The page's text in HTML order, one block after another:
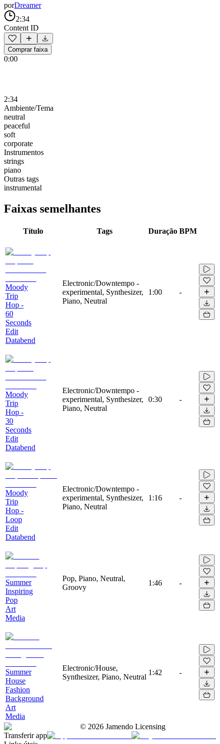
porDreamer
2:34
Content ID
Comprar faixa
0:00
2:34
Ambiente/Tema
neutral
peaceful
soft
corporate
Instrumentos
strings
piano
Outras tags
instrumental
Faixas semelhantes
Título Tags Duração BPM
Moody
Trip
Hop -
60
Seconds
Edit
Databend
Electronic/Downtempo -
experimental, Synthesizer,
Piano, Neutral
1:00 -
Moody
Trip
Hop -
30
Seconds
Edit
Databend
Electronic/Downtempo -
experimental, Synthesizer,
Piano, Neutral
0:30 -
Moody
Trip
Hop -
Loop
Edit
Databend
Electronic/Downtempo -
experimental, Synthesizer,
Piano, Neutral
1:16 -
Summer
Inspiring
Pop
Art
Media
Pop, Piano, Neutral,
Groovy
1:46 -
Summer
House
Fashion
Background
Art
Media
Electronic/House,
Synthesizer, Piano, Neutral
1:42 -
© 2026 Jamendo Licensing
Transferir app